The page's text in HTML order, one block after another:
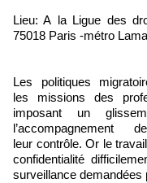
Lieu: A la Ligue des
75018 Paris -métro
Les politiques
les missions des
imposant un
leur contrôle. Or le
confidentialité
surveillance demandées